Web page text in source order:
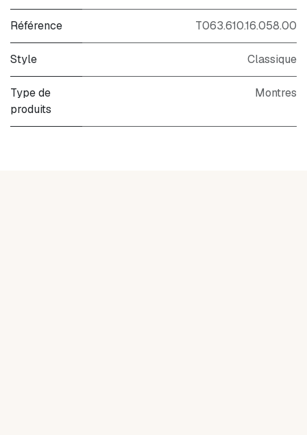
Référence T063.610.16.058.00
Style Classique
Type de
produits
Montres